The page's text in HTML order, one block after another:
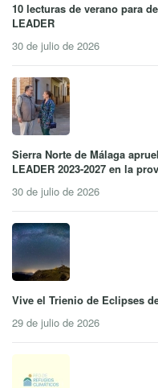
10 lecturas de verano para
LEADER
30 de julio de 2026
Sierra Norte de Málaga
LEADER 2023-2027 en la
30 de julio de 2026
Vive el Trienio de Eclipses
29 de julio de 2026